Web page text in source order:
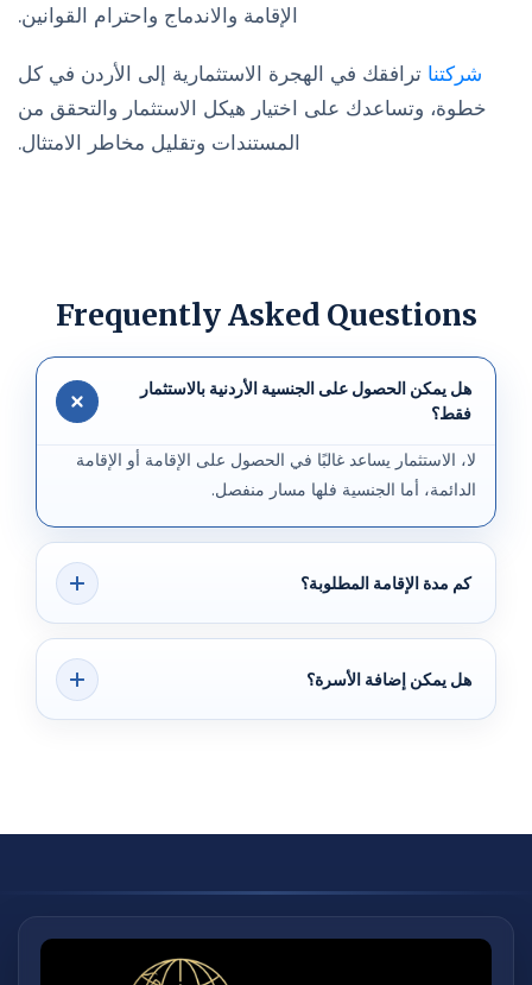
الإقامة والاندماج واحترام القوانين.
شركتنا ترافقك في الهجرة الاستثمارية إلى الأردن في كل
خطوة، وتساعدك على اختيار هيكل الاستثمار والتحقق من
المستندات وتقليل مخاطر الامتثال.
Frequently Asked Questions
هل يمكن الحصول على الجنسية الأردنية بالاستثمار
فقط؟
لا، الاستثمار يساعد غالبًا في الحصول على الإقامة أو الإقامة
الدائمة، أما الجنسية فلها مسار منفصل.
كم مدة الإقامة المطلوبة؟
المدة تختلف حسب الأساس والوضع القانوني، لكن الجنسية
تتطلب عادةً فترة أطول من الإقامة والاندماج.
هل يمكن إضافة الأسرة؟